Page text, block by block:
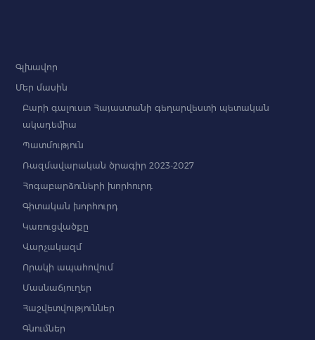
Գլխավոր
Մեր մասին
Բարի գալուստ Հայաստանի գեղարվեստի պետական
ակադեմիա
Պատմություն
Ռազմավարական ծրագիր 2023-2027
Հոգաբարձուների խորհուրդ
Գիտական խորհուրդ
Կառուցվածքը
Վարչակազմ
Որակի ապահովում
Մասնաճյուղեր
Հաշվետվություններ
Գնումներ